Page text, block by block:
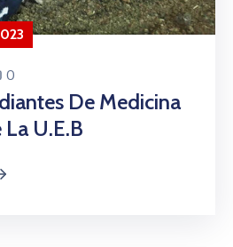
0
De Medicina
U.E.B